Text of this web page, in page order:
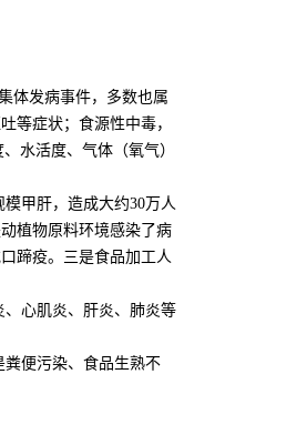
体发病事件，多数也属
等症状；食源性中毒，
水活度、气体（氧气）
甲肝，造成大约30万人
植物原料环境感染了病
蹄疫。三是食品加工人
心肌炎、肝炎、肺炎等
便污染、食品生熟不